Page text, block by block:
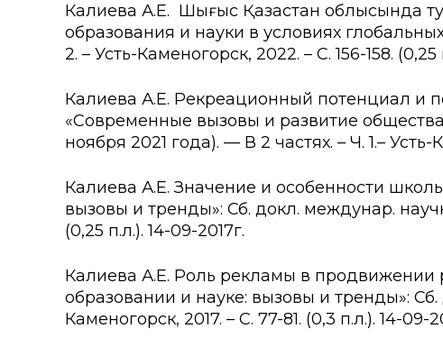
Калиева А.Е. Шығыс Қазақстан облысында
образования и науки в условиях
2. – Усть-Каменогорск, 2022. – С. 156-158. (0,25
Калиева А.Е. Рекреационный потенциал и
«Современные вызовы и развитие
ноября 2021 года). — В 2 частях. – Ч. 1.– Усть-
Калиева А.Е. Значение и особенности
вызовы и тренды»: Сб. докл. междунар.
(0,25 п.л.). 14-09-2017г.
Калиева А.Е. Роль рекламы в продвижении
образовании и науке: вызовы и тренды»: Сб.
Каменогорск, 2017. – С. 77-81. (0,3 п.л.). 14-09-